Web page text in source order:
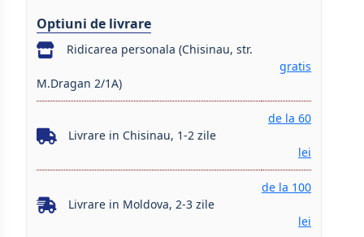
Optiuni de livrare
Ridicarea personala (Chisinau, str.
M.Dragan 2/1A)
gratis
Livrare in Chisinau, 1-2 zile
de la 60
lei
Livrare in Moldova, 2-3 zile
de la 100
lei